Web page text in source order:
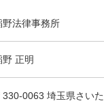
野法律事務所
野 正明
330-0063 埼玉県さい